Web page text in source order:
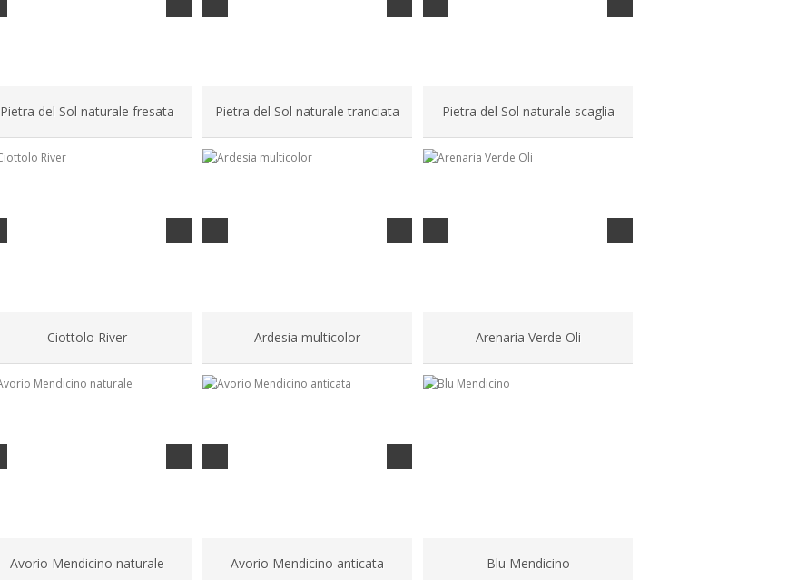
Pietra del Sol naturale fresata Pietra del Sol naturale tranciata Pietra del Sol naturale scaglia
Ciottolo River Ardesia multicolor Arenaria Verde Oli
Avorio Mendicino naturale Avorio Mendicino anticata Blu Mendicino